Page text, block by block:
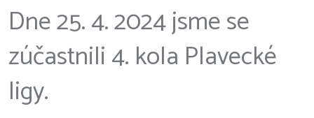
Dne 25. 4. 2024 jsme se
zúčastnili 4. kola Plavecké
ligy.